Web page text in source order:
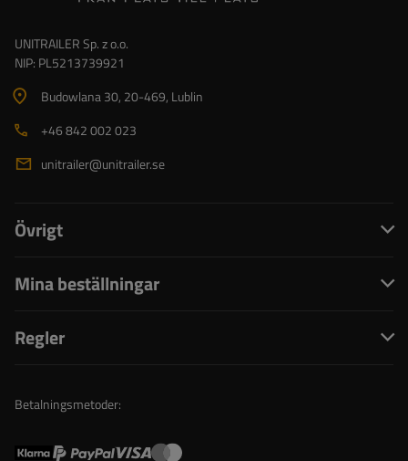
UNITRAILER Sp. z o.o.
NIP: PL5213739921
Budowlana 30, 20-469, Lublin
+46 842 002 023
unitrailer@unitrailer.se
Övrigt
Mina beställningar
Regler
Betalningsmetoder: